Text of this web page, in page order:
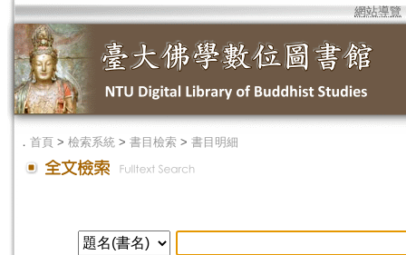
網站導覽
． 首頁 > 檢索系統 > 書目檢索 > 書目明細